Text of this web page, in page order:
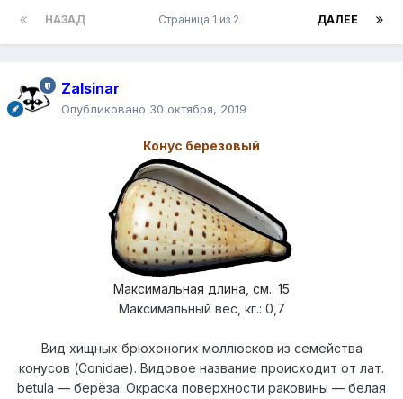
НАЗАД ДАЛЕЕ
Страница 1 из 2
Zalsinar
Опубликовано 30 октября, 2019
Конус березовый
Максимальная длина, см.: 15
Максимальный вес, кг.: 0,7
Вид хищных брюхоногих моллюсков из семейства
конусов (Conidae). Видовое название происходит от лат.
betula — берёза. Окраска поверхности раковины — белая